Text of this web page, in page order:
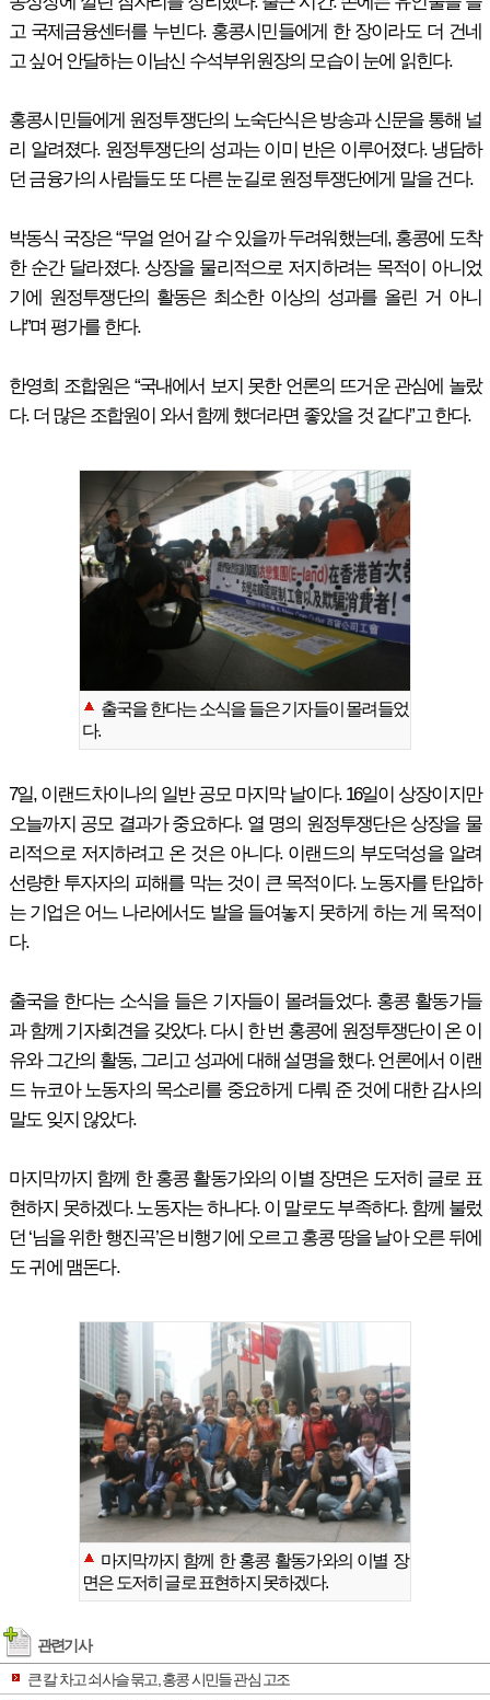
고 국제금융센터를 누빈다. 홍콩시민들에게 한 장이라도 더 건네
고 싶어 안달하는 이남신 수석부위원장의 모습이 눈에 읽힌다.
홍콩시민들에게 원정투쟁단의 노숙단식은 방송과 신문을 통해 널
리 알려졌다. 원정투쟁단의 성과는 이미 반은 이루어졌다. 냉담하
던 금융가의 사람들도 또 다른 눈길로 원정투쟁단에게 말을 건다.
박동식 국장은 “무얼 얻어 갈 수 있을까 두려워했는데, 홍콩에 도착
한 순간 달라졌다. 상장을 물리적으로 저지하려는 목적이 아니었
기에 원정투쟁단의 활동은 최소한 이상의 성과를 올린 거 아니
냐”며 평가를 한다.
한영희 조합원은 “국내에서 보지 못한 언론의 뜨거운 관심에 놀랐
다. 더 많은 조합원이 와서 함께 했더라면 좋았을 것 같다”고 한다.
출국을 한다는 소식을 들은 기자들이 몰려들었
다.
7일, 이랜드차이나의 일반 공모 마지막 날이다. 16일이 상장이지만
오늘까지 공모 결과가 중요하다. 열 명의 원정투쟁단은 상장을 물
리적으로 저지하려고 온 것은 아니다. 이랜드의 부도덕성을 알려
선량한 투자자의 피해를 막는 것이 큰 목적이다. 노동자를 탄압하
는 기업은 어느 나라에서도 발을 들여놓지 못하게 하는 게 목적이
다.
출국을 한다는 소식을 들은 기자들이 몰려들었다. 홍콩 활동가들
과 함께 기자회견을 갖았다. 다시 한 번 홍콩에 원정투쟁단이 온 이
유와 그간의 활동, 그리고 성과에 대해 설명을 했다. 언론에서 이랜
드 뉴코아 노동자의 목소리를 중요하게 다뤄 준 것에 대한 감사의
말도 잊지 않았다.
마지막까지 함께 한 홍콩 활동가와의 이별 장면은 도저히 글로 표
현하지 못하겠다. 노동자는 하나다. 이 말로도 부족하다. 함께 불렀
던 ‘님을 위한 행진곡’은 비행기에 오르고 홍콩 땅을 날아 오른 뒤에
도 귀에 맴돈다.
마지막까지 함께 한 홍콩 활동가와의 이별 장
면은 도저히 글로 표현하지 못하겠다.
관련기사
큰 칼 차고 쇠사슬 묶고, 홍콩 시민들 관심 고조